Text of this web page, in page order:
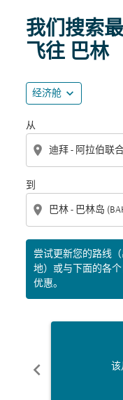
我们搜索
飞往 巴林
经济舱 expand_more
从
location_on
到
location_on
尝试更新您的路线
地）或与下面的各
优惠。
尝试更新您的路线
chevron_left 该